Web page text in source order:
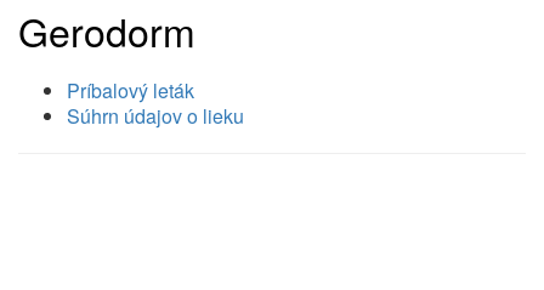
Gerodorm
Príbalový leták
Súhrn údajov o lieku